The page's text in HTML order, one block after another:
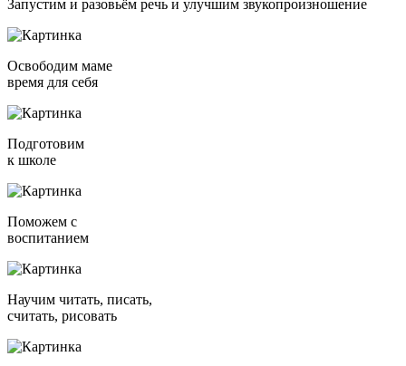
Запустим и разовьём речь и улучшим звукопроизношение
Освободим маме
время для себя
Подготовим
к школе
Поможем с
воспитанием
Научим читать, писать,
считать, рисовать